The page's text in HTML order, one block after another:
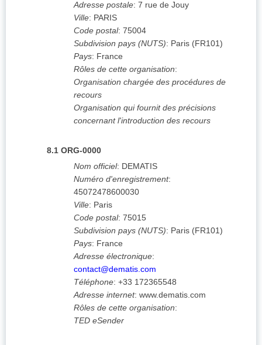
Adresse postale: 7 rue de Jouy
Ville: PARIS
Code postal: 75004
Subdivision pays (NUTS): Paris (FR101)
Pays: France
Rôles de cette organisation:
Organisation chargée des procédures de
recours
Organisation qui fournit des précisions
concernant l'introduction des recours
8.1 ORG-0000
Nom officiel: DEMATIS
Numéro d'enregistrement:
45072478600030
Ville: Paris
Code postal: 75015
Subdivision pays (NUTS): Paris (FR101)
Pays: France
Adresse électronique:
contact@dematis.com
Téléphone: +33 172365548
Adresse internet: www.dematis.com
Rôles de cette organisation:
TED eSender